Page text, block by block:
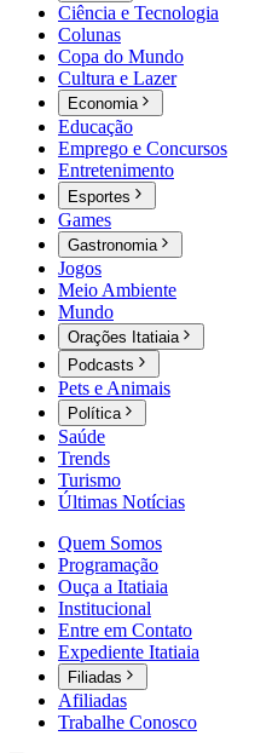
Ciência e Tecnologia
Colunas
Copa do Mundo
Cultura e Lazer
Economia
Educação
Emprego e Concursos
Entretenimento
Esportes
Games
Gastronomia
Jogos
Meio Ambiente
Mundo
Orações Itatiaia
Podcasts
Pets e Animais
Política
Saúde
Trends
Turismo
Últimas Notícias
Quem Somos
Programação
Ouça a Itatiaia
Institucional
Entre em Contato
Expediente Itatiaia
Filiadas
Afiliadas
Trabalhe Conosco